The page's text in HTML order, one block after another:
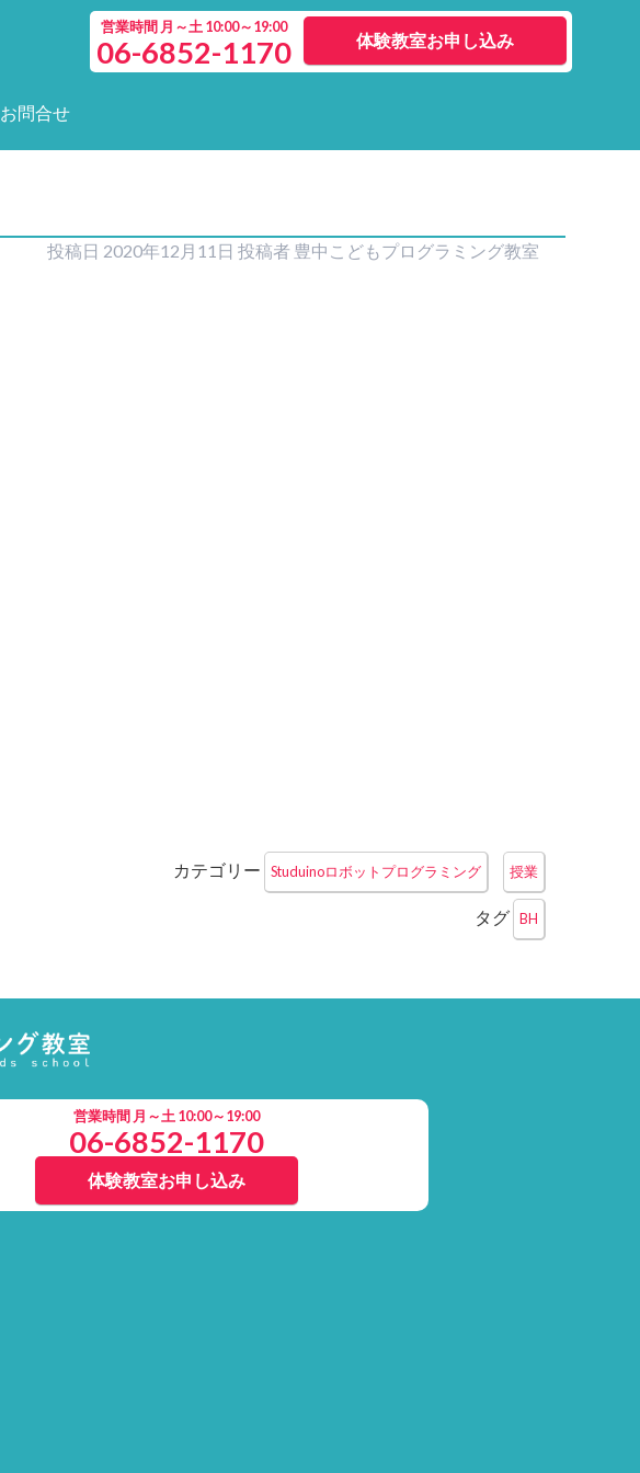
営業時間 月～土 10:00～19:00
06-6852-1170 体験教室お申し込み
お問合せ
投稿日 2020年12月11日 投稿者 豊中こどもプログラミング教室
カテゴリー Studuinoロボットプログラミング 授業
タグ BH
営業時間 月～土 10:00～19:00
06-6852-1170
体験教室お申し込み